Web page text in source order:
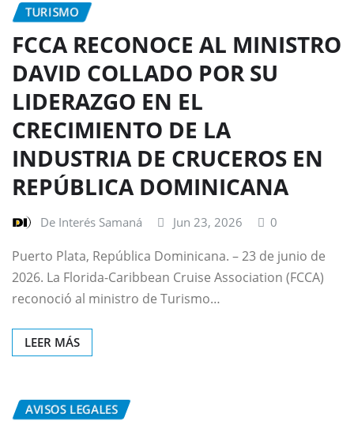
TURISMO
FCCA RECONOCE AL MINISTRO
DAVID COLLADO POR SU
LIDERAZGO EN EL
CRECIMIENTO DE LA
INDUSTRIA DE CRUCEROS EN
REPÚBLICA DOMINICANA
De Interés Samaná Jun 23, 2026 0
Puerto Plata, República Dominicana. – 23 de junio de
2026. La Florida-Caribbean Cruise Association (FCCA)
reconoció al ministro de Turismo…
LEER MÁS
AVISOS LEGALES